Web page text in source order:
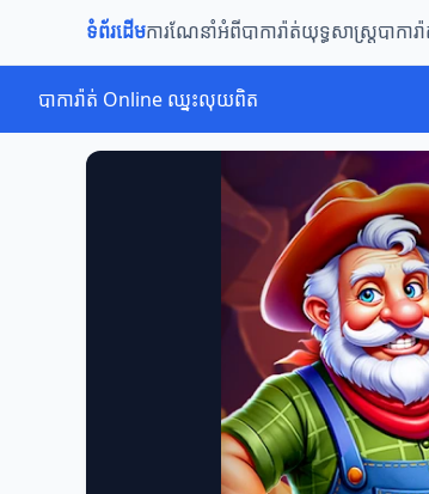
ទំព័រដើមការណែនាំអំពីបាការ៉ាត់យុទ្ធសាស្ត្របាការ៉
បាការ៉ាត់ Online ឈ្នះលុយពិត